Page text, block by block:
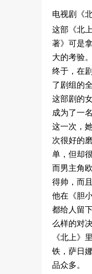
电视剧《
这部《北
著》 可是
大的考验。
终于， 在
了剧组的全
这部剧 的
成为了一名
这一次 ，
次很好的
单 ， 但却
而男主角
得帅， 而 且
他在 《胆
都给人 留
么样的对
《北上》
铁 ， 萨日
品众多。